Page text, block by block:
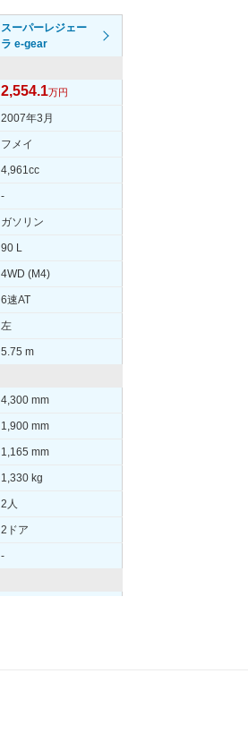
スーパーレジェー
ラ e-gear
2,554.1万円
2007年3月
フメイ
4,961cc
-
ガソリン
90 L
4WD (M4)
6速AT
左
5.75 m
4,300 mm
1,900 mm
1,165 mm
1,330 kg
2人
2ドア
-